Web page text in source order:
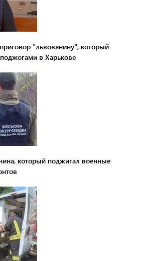
"львовянину", который
в Харькове
который поджигал военные